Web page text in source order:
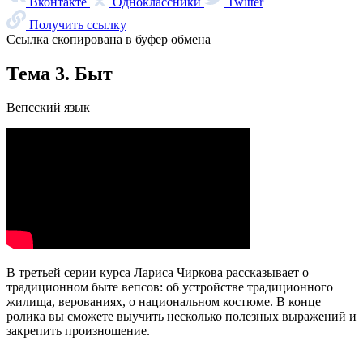
При поддержке
Сделано в
Очистить
Найдено0 совпадений